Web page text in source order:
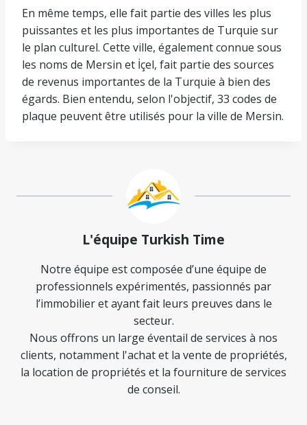
En même temps, elle fait partie des villes les plus
puissantes et les plus importantes de Turquie sur
le plan culturel. Cette ville, également connue sous
les noms de Mersin et İçel, fait partie des sources
de revenus importantes de la Turquie à bien des
égards. Bien entendu, selon l'objectif, 33 codes de
plaque peuvent être utilisés pour la ville de Mersin.
L'équipe Turkish Time
Notre équipe est composée d’une équipe de
professionnels expérimentés, passionnés par
l’immobilier et ayant fait leurs preuves dans le
secteur.
Nous offrons un large éventail de services à nos
clients, notamment l'achat et la vente de propriétés,
la location de propriétés et la fourniture de services
de conseil.